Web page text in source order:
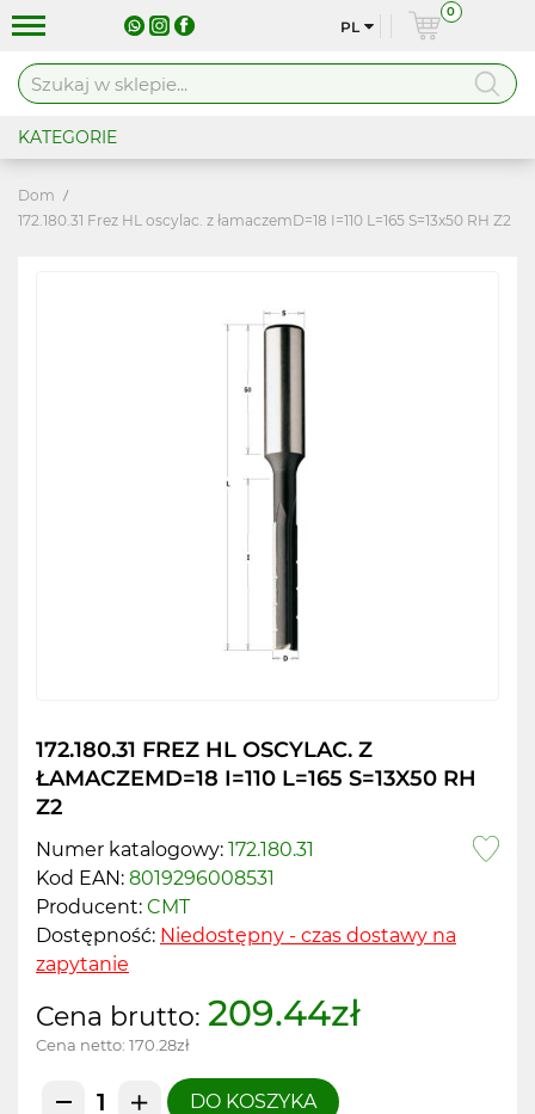
PL
0
KATEGORIE
Dom
172.180.31 Frez HL oscylac. z łamaczemD=18 I=110 L=165 S=13x50 RH Z2
172.180.31 FREZ HL OSCYLAC. Z
ŁAMACZEMD=18 I=110 L=165 S=13X50 RH
Z2
Numer katalogowy: 172.180.31
Kod EAN: 8019296008531
Producent: CMT
Dostępność: Niedostępny - czas dostawy na
zapytanie
Cena brutto: 209.44zł
Cena netto: 170.28zł
DO KOSZYKA